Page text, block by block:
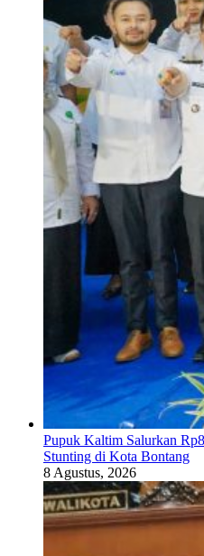
Pupuk Kaltim Salurkan
Stunting di Kota Bontang
8 Agustus, 2026